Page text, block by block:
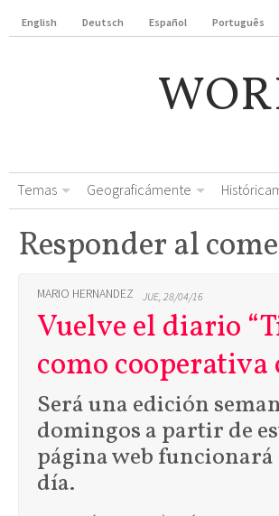
English Deutsch Español Português
Temas Geograficámente
Responder al
MARIO HERNANDEZ JUE, 28/04/16
Vuelve el diario
como cooperativa
Será una edición
domingos a partir de
página web
día.